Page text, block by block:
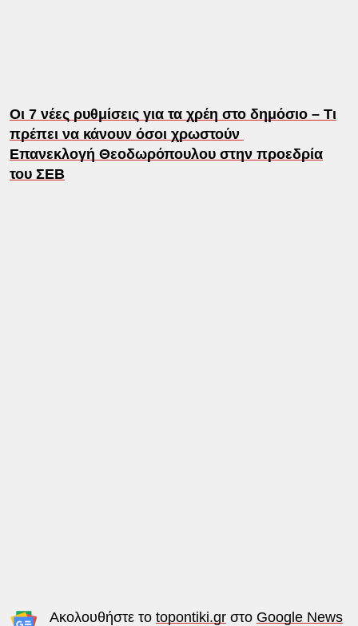
Oι 7 νέες ρυθμίσεις για τα χρέη στο δημόσιο – Τι
πρέπει να κάνουν όσοι χρωστούν
Επανεκλογή Θεοδωρόπουλου στην προεδρία
του ΣΕΒ
Ακολουθήστε το topontiki.grστο Google News